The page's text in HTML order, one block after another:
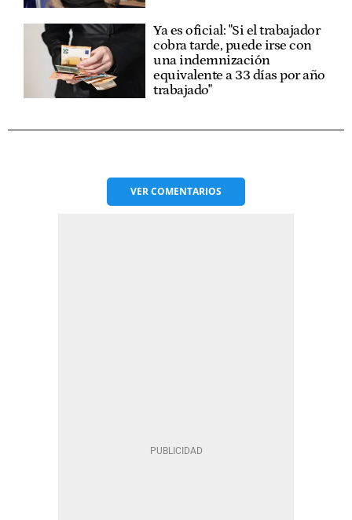
Ya es oficial: "Si el trabajador
cobra tarde, puede irse con
una indemnización
equivalente a 33 días por año
trabajado"
VERCOMENTARIOS